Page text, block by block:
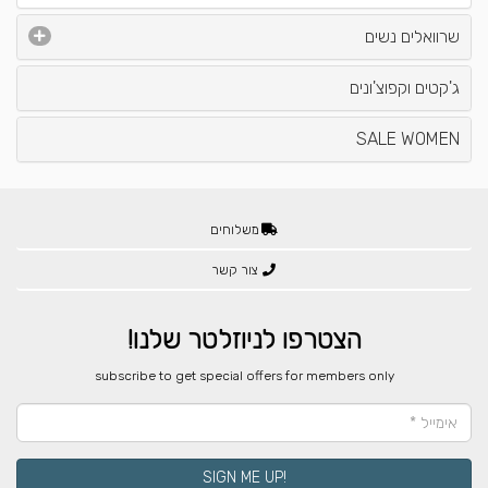
שרוואלים נשים
ג'קטים וקפוצ'ונים
SALE WOMEN
משלוחים
צור קשר
הצטרפו לניוזלטר שלנו!
​subscribe to get special offers for members only
!SIGN ME UP